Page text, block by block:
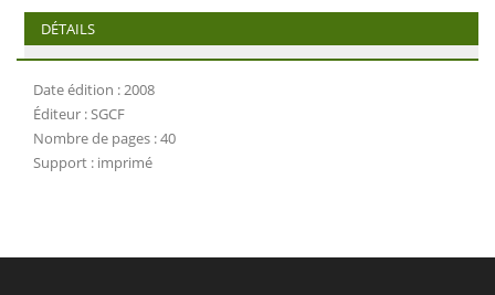
DÉTAILS
Date édition : 2008
Éditeur : SGCF
Nombre de pages : 40
Support : imprimé